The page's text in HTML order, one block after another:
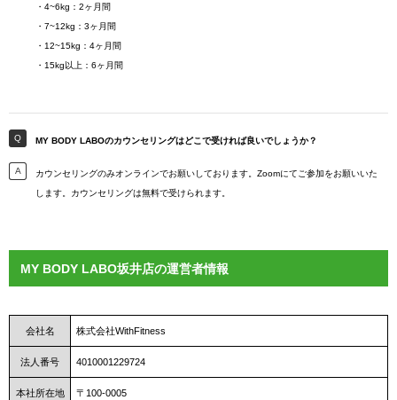
・4~6kg：2ヶ月間
・7~12kg：3ヶ月間
・12~15kg：4ヶ月間
・15kg以上：6ヶ月間
MY BODY LABOのカウンセリングはどこで受ければ良いでしょうか？
カウンセリングのみオンラインでお願いしております。Zoomにてご参加をお願いいた
します。カウンセリングは無料で受けられます。
MY BODY LABO坂井店の運営者情報
会社名 株式会社WithFitness
法人番号 4010001229724
本社所在地
〒100-0005